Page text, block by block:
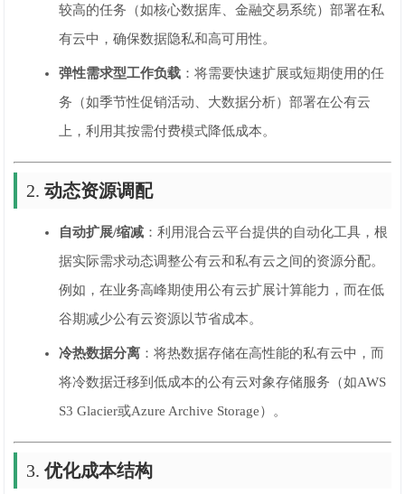
较高的任务（如核心数据库、金融交易系统）部署在私
有云中，确保数据隐私和高可用性。
弹性需求型工作负载 ：将需要快速扩展或短期使用的任
务（如季节性促销活动、大数据分析）部署在公有云
上，利用其按需付费模式降低成本。
2.动态资源调配
自动扩展/缩减 ：利用混合云平台提供的自动化工具，根
据实际需求动态调整公有云和私有云之间的资源分配。
例如，在业务高峰期使用公有云扩展计算能力，而在低
谷期减少公有云资源以节省成本。
冷热数据分离 ：将热数据存储在高性能的私有云中，而
将冷数据迁移到低成本的公有云对象存储服务（如AWS
S3 Glacier或Azure Archive Storage）。
3.优化成本结构